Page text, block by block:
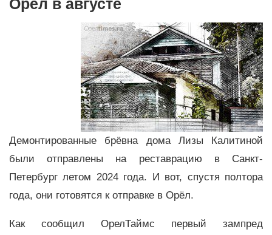
Орёл в августе
Демонтированные брёвна дома Лизы Калитиной
были отправлены на реставрацию в Санкт-
Петербург летом 2024 года. И вот, спустя полтора
года, они готовятся к отправке в Орёл.
Как сообщил ОрелТаймс первый зампред